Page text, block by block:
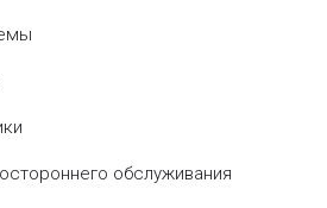
обслуживания